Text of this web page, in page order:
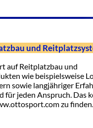
und
auf Reitplatzbau und
wie beispielsweise
sowie langjähriger
für jeden Anspruch. Das
zu finden.